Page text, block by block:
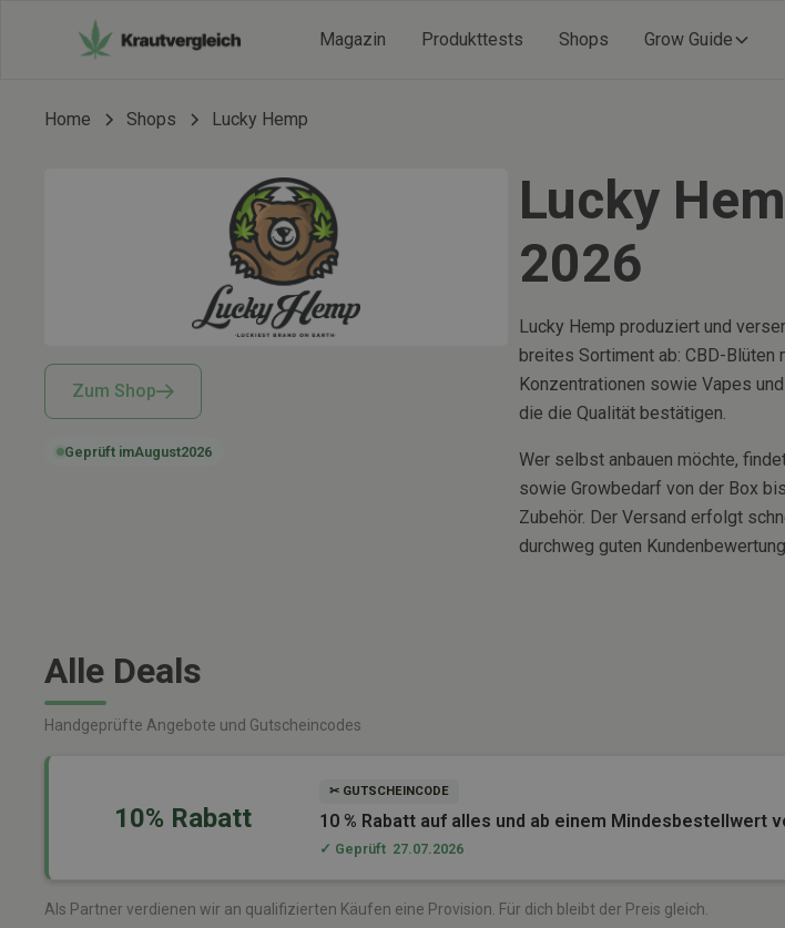
Magazin Produkttests Shops Grow Guide
Home Shops Lucky Hemp
Zum Shop
Geprüft imAugust2026
Lucky
2026
Lucky Hemp produziert und
breites Sortiment ab: CBD-
Konzentrationen sowie Vapes
die die Qualität bestätigen.
Wer selbst anbauen möchte,
sowie Growbedarf von der Box
Zubehör. Der Versand erfolgt
durchweg guten
Alle Deals
Handgeprüfte Angebote und Gutscheincodes
10% Rabatt
✂ GUTSCHEINCODE
10 % Rabatt auf alles und ab einem Mindesbestellwert
✓ Geprüft 27.07.2026
Als Partner verdienen wir an qualifizierten Käufen eine Provision. Für dich bleibt der Preis gleich.